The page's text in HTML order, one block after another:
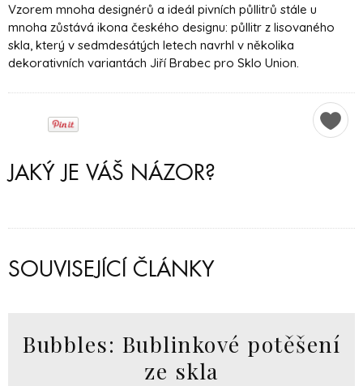
Vzorem mnoha designérů a ideál pivních půllitrů stále u
mnoha zůstává ikona českého designu: půllitr z lisovaného
skla, který v sedmdesátých letech navrhl v několika
dekorativních variantách Jiří Brabec pro Sklo Union.
JAKÝ JE VÁŠ NÁZOR?
SOUVISEJÍCÍ ČLÁNKY
Bubbles: Bublinkové potěšení
ze skla